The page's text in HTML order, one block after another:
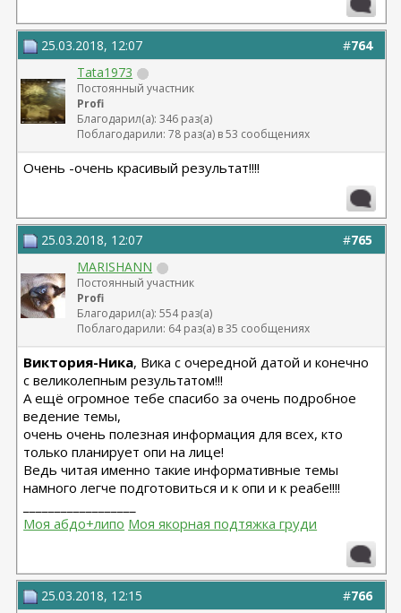
#764
25.03.2018, 12:07
Tata1973
Постоянный участник
Profi
Благодарил(а): 346 раз(а)
Поблагодарили: 78 раз(а) в 53 сообщениях
Очень -очень красивый результат!!!!
#765
25.03.2018, 12:07
MARISHANN
Постоянный участник
Profi
Благодарил(а): 554 раз(а)
Поблагодарили: 64 раз(а) в 35 сообщениях
Виктория-Ника, Вика с очередной датой и конечно
с великолепным результатом!!!
А ещё огромное тебе спасибо за очень подробное
ведение темы,
очень очень полезная информация для всех, кто
только планирует опи на лице!
Ведь читая именно такие информативные темы
намного легче подготовиться и к опи и к реабе!!!!
Моя абдо+липо Моя якорная подтяжка груди
#766
25.03.2018, 12:15